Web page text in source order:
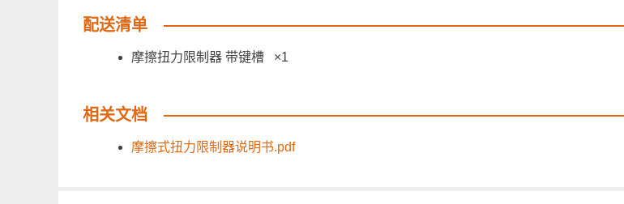
配送清单
摩擦扭力限制器 带键槽 ×1
相关文档
摩擦式扭力限制器说明书.pdf